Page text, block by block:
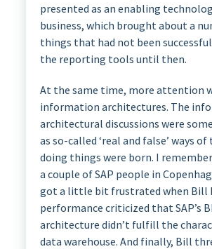
presented as an enabling
business, which brought about a
things that had not been
the reporting tools until then.
At the same time, more attention
information architectures. The
architectural discussions were
as so-called ‘real and false’ ways
doing things were born. I
a couple of SAP people in
got a little bit frustrated when Bill
performance criticized that SAP’s
architecture didn’t fulfill the
data warehouse. And finally, Bill